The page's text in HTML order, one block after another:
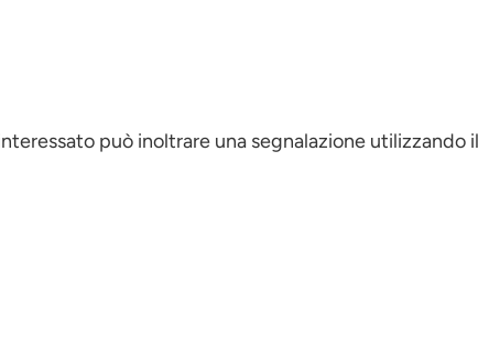
può inoltrare una segnalazione utilizzando il